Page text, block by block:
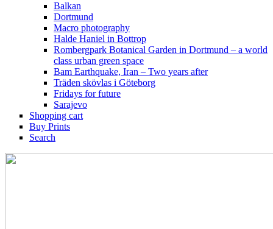
Balkan
Dortmund
Macro photography
Halde Haniel in Bottrop
Rombergpark Botanical Garden in Dortmund – a world
class urban green space
Bam Earthquake, Iran – Two years after
Träden skövlas i Göteborg
Fridays for future
Sarajevo
Shopping cart
Buy Prints
Search